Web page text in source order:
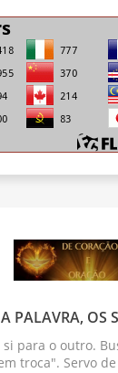
PALAVRA, OS
para o outro.
troca". Servo